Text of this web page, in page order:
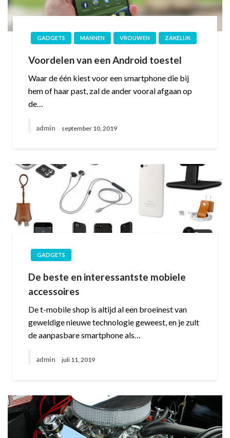
GADGETS MANNEN VROUWEN ZAKELIJK
Voordelen van een Android toestel
Waar de één kiest voor een smartphone die bij
hem of haar past, zal de ander vooral afgaan op
de…
admin september 10, 2019
GADGETS
De beste en interessantste mobiele
accessoires
De t-mobile shop is altijd al een broeinest van
geweldige nieuwe technologie geweest, en je zult
de aanpasbare smartphone als…
admin juli 11, 2019